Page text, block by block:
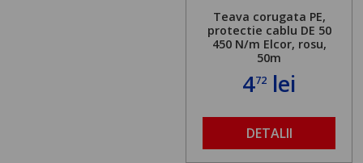
Teava corugata PE,
protectie cablu DE 50
450 N/m Elcor, rosu,
50m
472 lei
DETALII